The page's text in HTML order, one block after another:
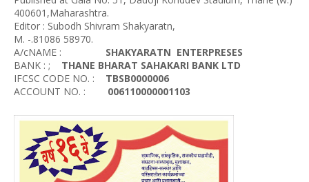
400601,Maharashtra.
Editor : Subodh Shivram Shakyaratn,
M. -.81086 58970.
A/cNAME : SHAKYARATN ENTERPRESES
BANK : ; THANE BHARAT SAHAKARI BANK LTD
IFCSC CODE NO. : TBSB0000006
ACCOUNT NO. : 006110000001103